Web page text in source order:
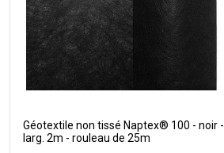
Géotextile non tissé Naptex® 100 - noir -
larg. 2m - rouleau de 25m